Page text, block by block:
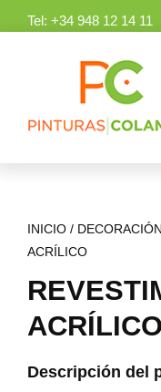
SkipTel: +34 948 12 14 11
INICIO/ DECORACIÓN
ACRÍLICO
ACRÍLICO
Descripción del